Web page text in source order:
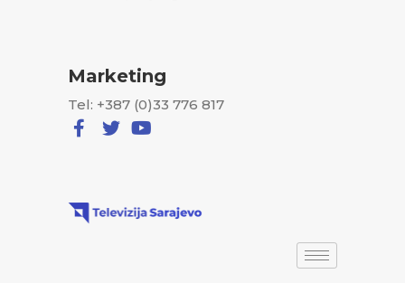
Marketing
Tel: +387 (0)33 776 817